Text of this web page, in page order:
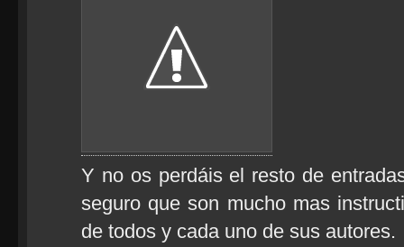
Y no os perdáis el resto de
seguro que son mucho mas
de todos y cada uno de sus autores.